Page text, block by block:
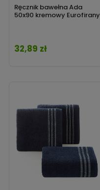
Ręcznik bawełna Ada
50x90 kremowy Eurofirany
Cena
32,89 zł